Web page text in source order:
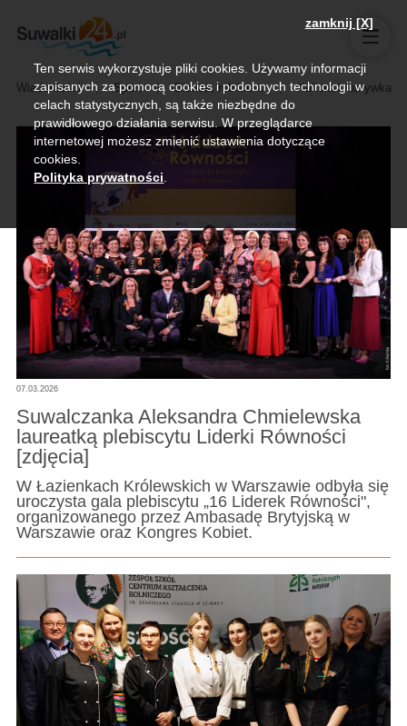
Wiadomości Sport Biznes, rolnictwo Kultura i rozrywka
07.03.2026
Suwalczanka Aleksandra Chmielewska
laureatką plebiscytu Liderki Równości
[zdjęcia]
W Łazienkach Królewskich w Warszawie odbyła się
uroczysta gala plebiscytu „16 Liderek Równości",
organizowanego przez Ambasadę Brytyjską w
Warszawie oraz Kongres Kobiet.
zamknij [X]
Ten serwis wykorzystuje pliki cookies. Używamy informacji
zapisanych za pomocą cookies i podobnych technologii w
celach statystycznych, są także niezbędne do
prawidłowego działania serwisu. W przeglądarce
internetowej możesz zmienić ustawienia dotyczące
cookies.
Polityka prywatności